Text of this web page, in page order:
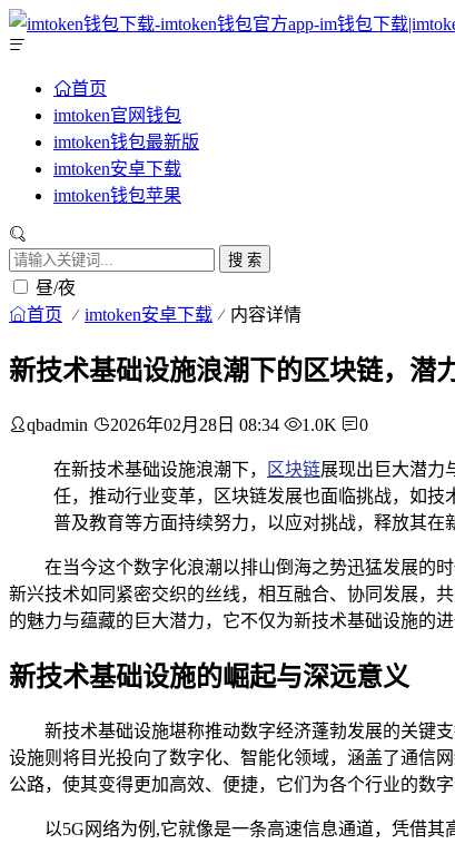
首页
imtoken官网钱包
imtoken钱包最新版
imtoken安卓下载
imtoken钱包苹果
搜 索
昼/夜
首页 imtoken安卓下载 内容详情
新技术基础设施浪潮下的区块链，潜
qbadmin 2026年02月28日 08:34 1.0K 0
在新技术基础设施浪潮下， 区块链展现出巨大潜力
任，推动行业变革，区块链发展也面临挑战，如技
普及教育等方面持续努力，以应对挑战，释放其在
在当今这个数字化浪潮以排山倒海之势迅猛发展的
新兴技术如同紧密交织的丝线，相互融合、协同发展，
的魅力与蕴藏的巨大潜力，它不仅为新技术基础设施的
新技术基础设施的崛起与深远意义
新技术基础设施堪称推动数字经济蓬勃发展的关键
设施则将目光投向了数字化、智能化领域，涵盖了通信
公路，使其变得更加高效、便捷，它们为各个行业的数
以5G网络为例,它就像是一条高速信息通道，凭借